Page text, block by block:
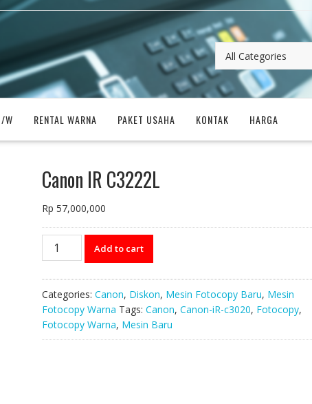
W RENTAL WARNA PAKET USAHA KONTAK HARGA
Canon IR C3222L
Rp 57,000,000
Canon
Add to cart
Categories: Canon, Diskon, Mesin Fotocopy Baru, Mesin
Fotocopy Warna Tags: Canon, Canon-iR-c3020, Fotocopy,
Fotocopy Warna, Mesin Baru